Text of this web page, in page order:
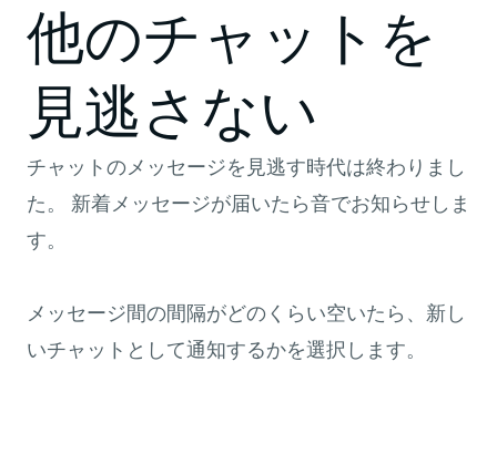
他のチャットを
見逃さない
チャットのメッセージを見逃す時代は終わりまし
た。 新着メッセージが届いたら音でお知らせしま
す。
メッセージ間の間隔がどのくらい空いたら、新し
いチャットとして通知するかを選択します。